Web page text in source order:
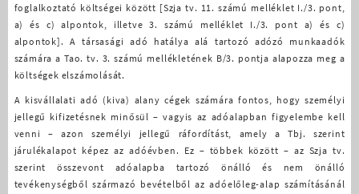
foglalkoztató költségei között [Szja tv. 11. számú melléklet I./3. pont,
a) és c) alpontok, illetve 3. számú melléklet I./3. pont a) és c)
alpontok]. A társasági adó hatálya alá tartozó adózó munkaadók
számára a Tao. tv. 3. számú mellékletének B/3. pontja alapozza meg a
költségek elszámolását.
A kisvállalati adó (kiva) alany cégek számára fontos, hogy személyi
jellegű kifizetésnek minősül – vagyis az adóalapban figyelembe kell
venni – azon személyi jellegű ráfordítást, amely a Tbj. szerint
járulékalapot képez az adóévben. Ez – többek között – az Szja tv.
szerint összevont adóalapba tartozó önálló és nem önálló
tevékenységből származó bevételből az adóelőleg-alap számításánál